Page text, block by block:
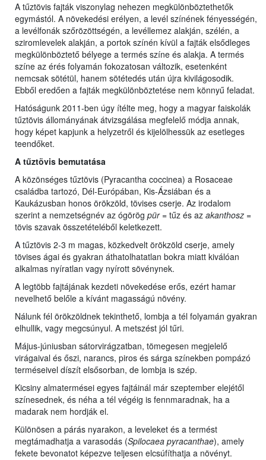
A tűztövis fajták viszonylag nehezen megkülönböztethetők
egymástól. A növekedési erélyen, a levél színének fényességén,
a levélfonák szőrözöttségén, a levéllemez alakján, szélén, a
sziromlevelek alakján, a portok színén kívül a fajták elsődleges
megkülönböztető bélyege a termés színe és alakja. A termés
színe az érés folyamán fokozatosan változik, esetenként
nemcsak sötétül, hanem sötétedés után újra kivilágosodik.
Ebből eredően a fajták megkülönböztetése nem könnyű feladat.
Hatóságunk 2011-ben úgy ítélte meg, hogy a magyar faiskolák
tűztövis állományának átvizsgálása megfelelő módja annak,
hogy képet kapjunk a helyzetről és kijelölhessük az esetleges
teendőket.
A tűztövis bemutatása
A közönséges tűztövis (Pyracantha coccinea) a Rosaceae
családba tartozó, Dél-Európában, Kis-Ázsiában és a
Kaukázusban honos örökzöld, tövises cserje. Az irodalom
szerint a nemzetségnév az ógörög pür= tűz és az akanthosz =
tövis szavak összetételéből keletkezett.
A tűztövis 2-3 m magas, közkedvelt örökzöld cserje, amely
tövises ágai és gyakran áthatolhatatlan bokra miatt kiválóan
alkalmas nyíratlan vagy nyírott sövénynek.
A legtöbb fajtájának kezdeti növekedése erős, ezért hamar
nevelhető belőle a kívánt magasságú növény.
Nálunk fél örökzöldnek tekinthető, lombja a tél folyamán gyakran
elhullik, vagy megcsúnyul. A metszést jól tűri.
Május-júniusban sátorvirágzatban, tömegesen megjelelő
virágaival és őszi, narancs, piros és sárga színekben pompázó
terméseivel díszít elsősorban, de lombja is szép.
Kicsiny almatermései egyes fajtáinál már szeptember elejétől
színesednek, és néha a tél végéig is fennmaradnak, ha a
madarak nem hordják el.
Különösen a párás nyarakon, a leveleket és a termést
megtámadhatja a varasodás (Spilocaea pyracanthae), amely
fekete bevonatot képezve teljesen elcsúfíthatja a növényt.